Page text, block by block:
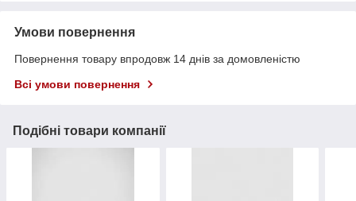
Умови повернення
Повернення товару впродовж 14 днів за домовленістю
Всі умови повернення
Подібні товари компанії